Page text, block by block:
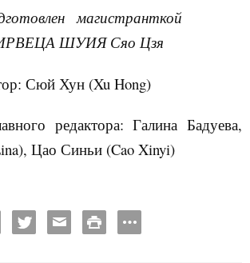
магистранткой
ИРВЕЦА ШУИЯ Сяо Цзя
Сюй Хун (Xu Hong)
редактора: Галина Бадуева,
), Цао Синьи (Cao Xinyi)